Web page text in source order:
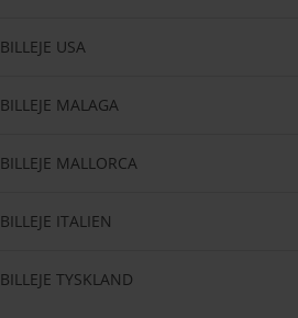
BILLEJE USA
BILLEJE MALAGA
BILLEJE MALLORCA
BILLEJE ITALIEN
BILLEJE TYSKLAND